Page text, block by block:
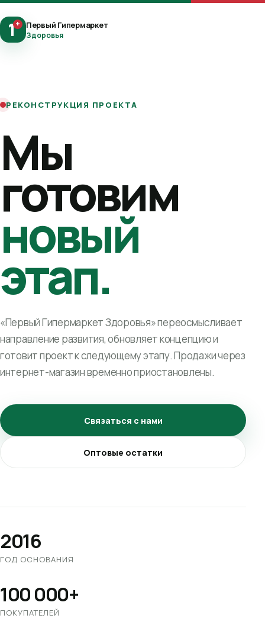
1+ Первый Гипермаркет
Здоровья
РЕКОНСТРУКЦИЯ ПРОЕКТА
Мы
готовим
новый
этап.
«Первый Гипермаркет Здоровья» переосмысливает
направление развития, обновляет концепцию и
готовит проект к следующему этапу. Продажи через
интернет-магазин временно приостановлены.
Связаться с нами
Оптовые остатки
2016
ГОД ОСНОВАНИЯ
100 000+
ПОКУПАТЕЛЕЙ